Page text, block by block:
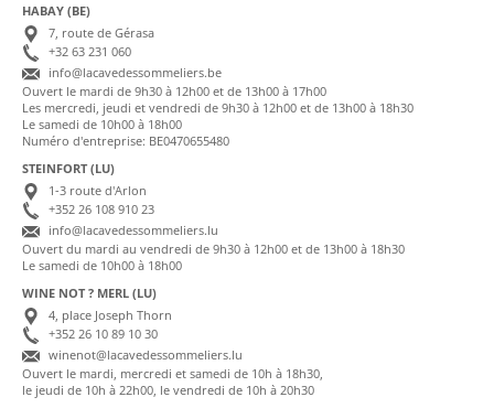
HABAY (BE)
7, route de Gérasa
+32 63 231 060
info@lacavedessommeliers.be
Ouvert le mardi de 9h30 à 12h00 et de 13h00 à 17h00
Les mercredi, jeudi et vendredi de 9h30 à 12h00 et de 13h00 à 18h30
Le samedi de 10h00 à 18h00
Numéro d'entreprise: BE0470655480
STEINFORT (LU)
1-3 route d'Arlon
+352 26 108 910 23
info@lacavedessommeliers.lu
Ouvert du mardi au vendredi de 9h30 à 12h00 et de 13h00 à 18h30
Le samedi de 10h00 à 18h00
WINE NOT ? MERL (LU)
4, place Joseph Thorn
+352 26 10 89 10 30
winenot@lacavedessommeliers.lu
Ouvert le mardi, mercredi et samedi de 10h à 18h30,
le jeudi de 10h à 22h00, le vendredi de 10h à 20h30